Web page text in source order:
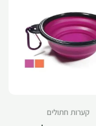
קערות חתולים